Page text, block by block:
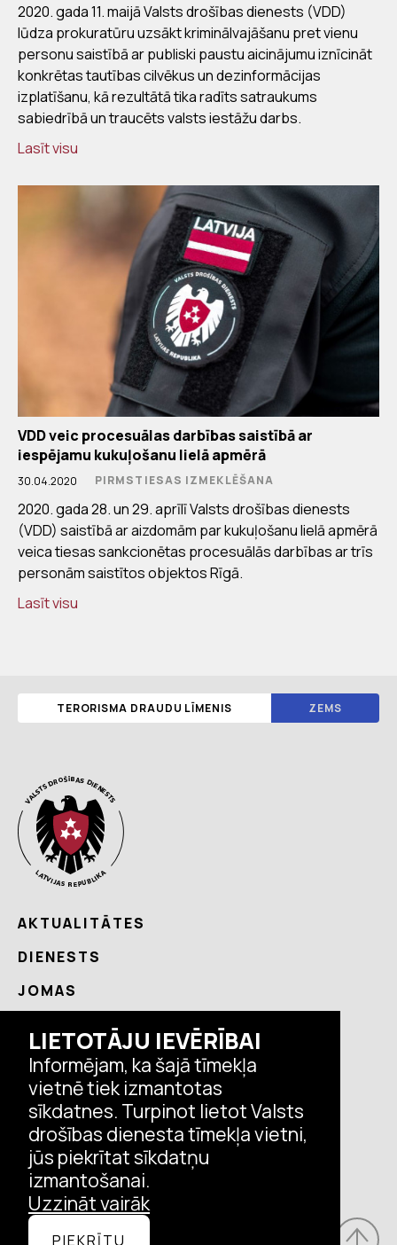
LIETOTĀJU IEVĒRĪBAI
Informējam, ka šajā tīmekļa
vietnē tiek izmantotas
sīkdatnes. Turpinot lietot Valsts
drošības dienesta tīmekļa vietni,
jūs piekrītat sīkdatņu
izmantošanai.
Uzzināt vairāk
PIEKRĪTU
2020. gada 11. maijā Valsts drošības dienests (VDD)
lūdza prokuratūru uzsākt kriminālvajāšanu pret vienu
personu saistībā ar publiski paustu aicinājumu iznīcināt
konkrētas tautības cilvēkus un dezinformācijas
izplatīšanu, kā rezultātā tika radīts satraukums
sabiedrībā un traucēts valsts iestāžu darbs.
Lasīt visu
VDD veic procesuālas darbības saistībā ar
iespējamu kukuļošanu lielā apmērā
30.04.2020 PIRMSTIESAS IZMEKLĒŠANA
2020. gada 28. un 29. aprīlī Valsts drošības dienests
(VDD) saistībā ar aizdomām par kukuļošanu lielā apmērā
veica tiesas sankcionētas procesuālās darbības ar trīs
personām saistītos objektos Rīgā.
Lasīt visu
TERORISMA DRAUDU LĪMENIS ZEMS
© Valsts drošības dienests, 2026.
AKTUALITĀTES
DIENESTS
JOMAS
KONTAKTI
Seko VDD aktualitātēm